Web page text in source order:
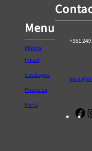
Menu
Página
Inicial
Catálogos
Pesquisa
Perfil
+351